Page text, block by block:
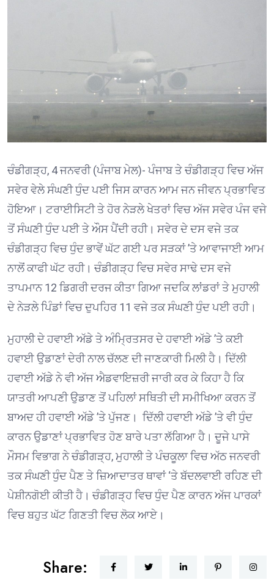
ਚੰਡੀਗੜ੍ਹ, 4 ਜਨਵਰੀ (ਪੰਜਾਬ ਮੇਲ)- ਪੰਜਾਬ ਤੇ ਚੰਡੀਗੜ੍ਹ ਵਿਚ ਅੱਜ
ਸਵੇਰ ਵੇਲੇ ਸੰਘਣੀ ਧੁੰਦ ਪਈ ਜਿਸ ਕਾਰਨ ਆਮ ਜਨ ਜੀਵਨ ਪ੍ਰਭਾਵਿਤ
ਹੋਇਆ। ਟਰਾਈਸਿਟੀ ਤੇ ਹੋਰ ਨੇੜਲੇ ਖੇਤਰਾਂ ਵਿਚ ਅੱਜ ਸਵੇਰ ਪੰਜ ਵਜੇ
ਤੋਂ ਸੰਘਣੀ ਧੁੰਦ ਪਈ ਤੇ ਔਸ ਪੈਂਦੀ ਰਹੀ। ਸਵੇਰ ਦੇ ਦਸ ਵਜੇ ਤਕ
ਚੰਡੀਗੜ੍ਹ ਵਿਚ ਧੁੰਦ ਭਾਵੇਂ ਘੱਟ ਗਈ ਪਰ ਸੜਕਾਂ ’ਤੇ ਆਵਾਜਾਈ ਆਮ
ਨਾਲੋਂ ਕਾਫੀ ਘੱਟ ਰਹੀ। ਚੰਡੀਗੜ੍ਹ ਵਿਚ ਸਵੇਰ ਸਾਢੇ ਦਸ ਵਜੇ
ਤਾਪਮਾਨ 12 ਡਿਗਰੀ ਦਰਜ ਕੀਤਾ ਗਿਆ ਜਦਕਿ ਲਾਂਡਰਾਂ ਤੇ ਮੁਹਾਲੀ
ਦੇ ਨੇੜਲੇ ਪਿੰਡਾਂ ਵਿਚ ਦੁਪਹਿਰ 11 ਵਜੇ ਤਕ ਸੰਘਣੀ ਧੁੰਦ ਪਈ ਰਹੀ।
ਮੁਹਾਲੀ ਦੇ ਹਵਾਈ ਅੱਡੇ ਤੇ ਅੰਮ੍ਰਿਤਸਰ ਦੇ ਹਵਾਈ ਅੱਡੇ ’ਤੇ ਕਈ
ਹਵਾਈ ਉਡਾਣਾਂ ਦੇਰੀ ਨਾਲ ਚੱਲਣ ਦੀ ਜਾਣਕਾਰੀ ਮਿਲੀ ਹੈ। ਦਿੱਲੀ
ਹਵਾਈ ਅੱਡੇ ਨੇ ਵੀ ਅੱਜ ਐਡਵਾਇਜ਼ਰੀ ਜਾਰੀ ਕਰ ਕੇ ਕਿਹਾ ਹੈ ਕਿ
ਯਾਤਰੀ ਆਪਣੀ ਉਡਾਣ ਤੋਂ ਪਹਿਲਾਂ ਸਥਿਤੀ ਦੀ ਸਮੀਖਿਆ ਕਰਨ ਤੋਂ
ਬਾਅਦ ਹੀ ਹਵਾਈ ਅੱਡੇ ’ਤੇ ਪੁੱਜਣ। ਦਿੱਲੀ ਹਵਾਈ ਅੱਡੇ ’ਤੇ ਵੀ ਧੁੰਦ
ਕਾਰਨ ਉਡਾਣਾਂ ਪ੍ਰਭਾਵਿਤ ਹੋਣ ਬਾਰੇ ਪਤਾ ਲੱਗਿਆ ਹੈ। ਦੂਜੇ ਪਾਸੇ
ਮੌਸਮ ਵਿਭਾਗ ਨੇ ਚੰਡੀਗੜ੍ਹ, ਮੁਹਾਲੀ ਤੇ ਪੰਚਕੂਲਾ ਵਿਚ ਅੱਠ ਜਨਵਰੀ
ਤਕ ਸੰਘਣੀ ਧੁੰਦ ਪੈਣ ਤੇ ਜ਼ਿਆਦਾਤਰ ਥਾਵਾਂ ‘ਤੇ ਬੱਦਲਵਾਈ ਰਹਿਣ ਦੀ
ਪੇਸ਼ੀਨਗੋਈ ਕੀਤੀ ਹੈ। ਚੰਡੀਗੜ੍ਹ ਵਿਚ ਧੁੰਦ ਪੈਣ ਕਾਰਨ ਅੱਜ ਪਾਰਕਾਂ
ਵਿਚ ਬਹੁਤ ਘੱਟ ਗਿਣਤੀ ਵਿਚ ਲੋਕ ਆਏ।
Share: